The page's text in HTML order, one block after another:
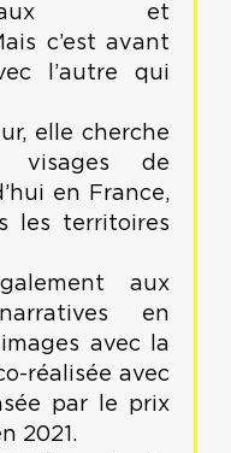
et
c’est avant
l’autre qui
elle cherche
visages de
en France,
les territoires
aux
en
avec la
réalisée avec
par le prix
2021.